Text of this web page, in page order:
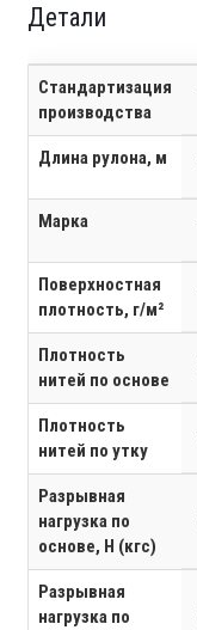
Детали
Стандартизация
производства
Длина рулона, м
Марка
Поверхностная
плотность, г/м²
Плотность
нитей по основе
Плотность
нитей по утку
Разрывная
нагрузка по
основе, Н (кгс)
Разрывная
нагрузка по